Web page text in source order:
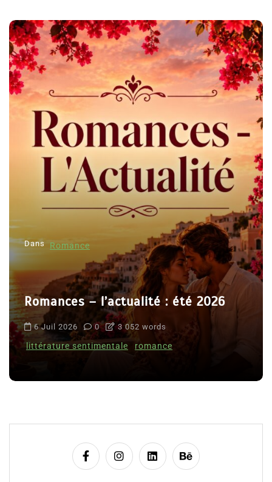
Dans Romance
Romances – l’actualité : été 2026
6 Juil 2026 0 3 052 words
littérature sentimentale romance